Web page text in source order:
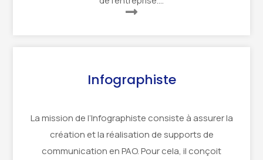
Infographiste
La mission de l’Infographiste consiste à assurer la
création et la réalisation de supports de
communication en PAO. Pour cela, il conçoit